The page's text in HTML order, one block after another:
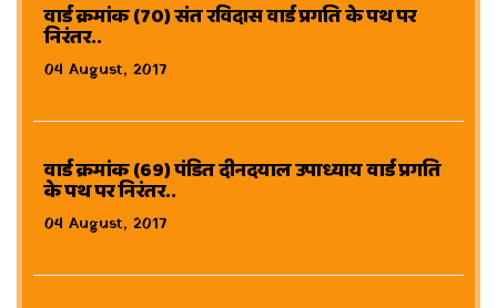
वार्ड क्रमांक (70) संत रविदास वार्ड प्रगति के पथ पर
निरंतर..
04 August, 2017
वार्ड क्रमांक (69) पंडित दीनदयाल उपाध्याय वार्ड प्रगति
के पथ पर निरंतर..
04 August, 2017